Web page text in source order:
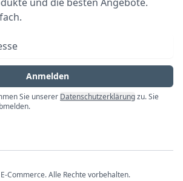
und die besten Angebote.
Anmelden
Sie unserer Datenschutzerklärungzu. Sie
Commerce. Alle Rechte vorbehalten.